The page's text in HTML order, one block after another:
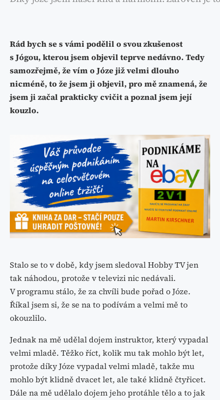
Rád bych se s vámi podělil o svou zkušenost
s Jógou, kterou jsem objevil teprve nedávno. Tedy
samozřejmě, že vím o Józe již velmi dlouho
nicméně, to že jsem ji objevil, pro mě znamená, že
jsem ji začal prakticky cvičit a poznal jsem její
kouzlo.
Stalo se to v době, kdy jsem sledoval Hobby TV jen
tak náhodou, protože v televizi nic nedávali.
V programu stálo, že za chvíli bude pořad o Józe.
Říkal jsem si, že se na to podívám a velmi mě to
okouzlilo.
Jednak na mě udělal dojem instruktor, který vypadal
velmi mladě. Těžko říct, kolik mu tak mohlo být let,
protože díky Józe vypadal velmi mladě, takže mu
mohlo být klidně dvacet let, ale také klidně čtyřicet.
Dále na mě udělalo dojem jeho protáhle tělo a to jak